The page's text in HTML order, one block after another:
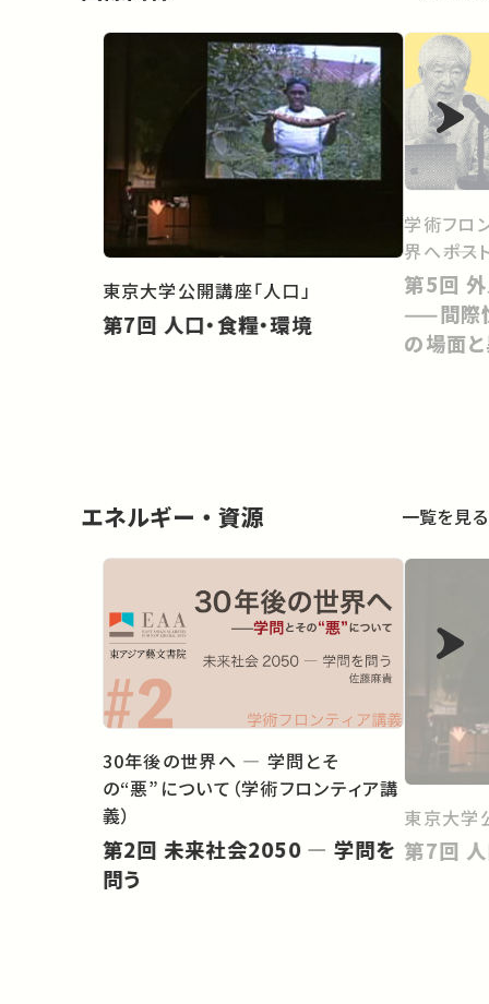
東京大学公開講座「人口」
第7回 人口・食糧・環境
学術フロ
界へ――ポ
第5回 外人にかたりかけること
——間
の場面
エネルギー・資源 一覧を見る
30年後の世界へ ― 学問とそ
の“悪”について（学術フロンティア講
義）
第2回 未来社会2050 ― 学問を
問う
東京大学
第